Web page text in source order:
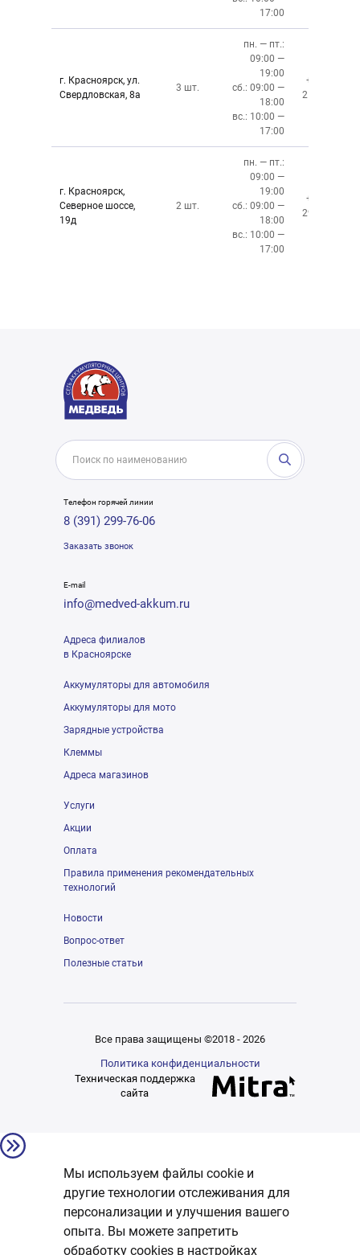
17:00
г. Красноярск, ул.
Свердловская, 8а
3 шт.
пн. — пт.:
09:00 —
19:00
сб.: 09:00 —
18:00
вс.: 10:00 —
17:00
+7 (391)
219-27-50
г. Красноярск,
Северное шоссе,
19д
2 шт.
пн. — пт.:
09:00 —
19:00
сб.: 09:00 —
18:00
вс.: 10:00 —
17:00
+7 (391)
299-76-06
Телефон горячей линии
8 (391) 299-76-06
Заказать звонок
E-mail
info@medved-akkum.ru
Адреса филиалов
в Красноярске
Аккумуляторы для автомобиля
Аккумуляторы для мото
Зарядные устройства
Клеммы
Адреса магазинов
Услуги
Акции
Оплата
Правила применения рекомендательных
технологий
Новости
Вопрос-ответ
Полезные статьи
Все права защищены ©2018 - 2026
Политика конфиденциальности
Техническая поддержка
сайта
Мы используем файлы cookie и
другие технологии отслеживания для
персонализации и улучшения вашего
опыта. Вы можете запретить
обработку сookies в настройках